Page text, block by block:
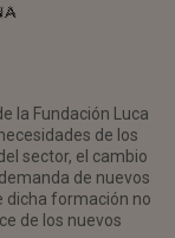
la Fundación Luca
de los
sector, el cambio
de nuevos
dicha formación no
de los nuevos